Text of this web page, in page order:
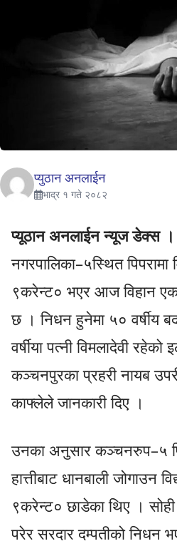
प्युठान अनलाईन
भाद्र १ गते २०८२
प्यूठान अनलाईन न्यूज डेक्स ।
नगरपालिका–५स्थित पिपरामा
९करेन्ट० भएर आज विहान
छ । निधन हुनेमा ५० वर्षीय
वर्षीया पत्नी विमलादेवी रहेको
कञ्चनपुरका प्रहरी नायब
काफ्लेले जानकारी दिए ।
उनका अनुसार कञ्चनरुप–५
हात्तीबाट धानबाली जोगाउन
९करेन्ट० छाडेका थिए । सोही
परेर सरदार दम्पतीको निधन